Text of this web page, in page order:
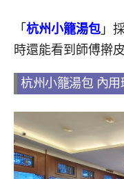
「 杭州小籠湯包 」
時還能看到師傅擀
杭州小籠湯包 內用